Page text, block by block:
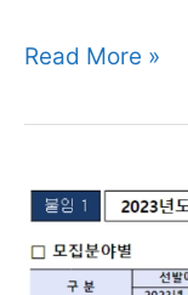
이
항
공
운
Read More »